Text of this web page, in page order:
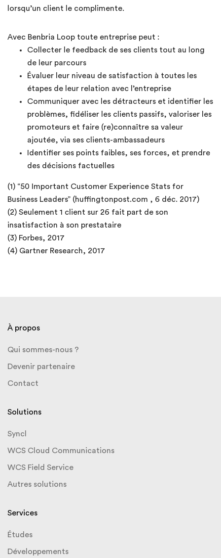
lorsqu’un client le complimente.
Avec Benbria Loop toute entreprise peut :
Collecter le feedback de ses clients tout au long
de leur parcours
Évaluer leur niveau de satisfaction à toutes les
étapes de leur relation avec l’entreprise
Communiquer avec les détracteurs et identifier les
problèmes, fidéliser les clients passifs, valoriser les
promoteurs et faire (re)connaître sa valeur
ajoutée, via ses clients-ambassadeurs
Identifier ses points faibles, ses forces, et prendre
des décisions factuelles
(1) “50 Important Customer Experience Stats for
Business Leaders” (huffingtonpost.com , 6 déc. 2017)
(2) Seulement 1 client sur 26 fait part de son
insatisfaction à son prestataire
(3) Forbes, 2017
(4) Gartner Research, 2017
À propos
Qui sommes-nous ?
Devenir partenaire
Contact
Solutions
Syncl
WCS Cloud Communications
WCS Field Service
Autres solutions
Services
Études
Développements